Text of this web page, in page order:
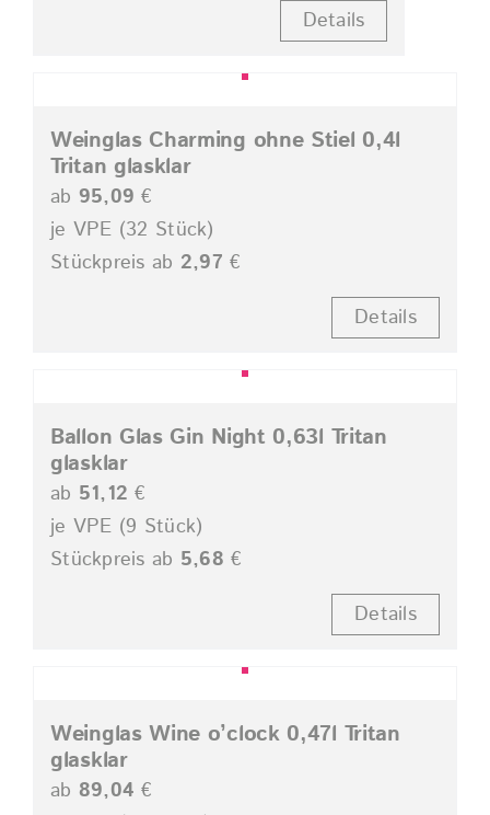
Details
Weinglas Charming ohne Stiel 0,4l
Tritan glasklar
ab 95,09 €
je VPE (32 Stück)
Stückpreis ab 2,97 €
Details
Ballon Glas Gin Night 0,63l Tritan
glasklar
ab 51,12 €
je VPE (9 Stück)
Stückpreis ab 5,68 €
Details
Weinglas Wine o’clock 0,47l Tritan
glasklar
ab 89,04 €